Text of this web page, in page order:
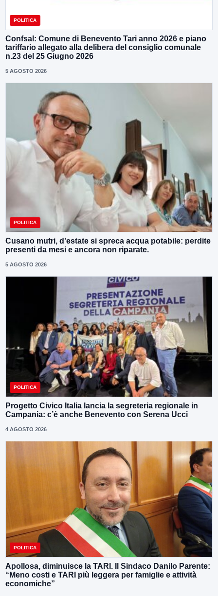
POLITICA
Confsal: Comune di Benevento Tari anno 2026 e piano
tariffario allegato alla delibera del consiglio comunale
n.23 del 25 Giugno 2026
5 AGOSTO 2026
POLITICA
Cusano mutri, d’estate si spreca acqua potabile: perdite
presenti da mesi e ancora non riparate.
5 AGOSTO 2026
POLITICA
Progetto Civico Italia lancia la segreteria regionale in
Campania: c’è anche Benevento con Serena Ucci
4 AGOSTO 2026
POLITICA
Apollosa, diminuisce la TARI. Il Sindaco Danilo Parente:
“Meno costi e TARI più leggera per famiglie e attività
economiche”